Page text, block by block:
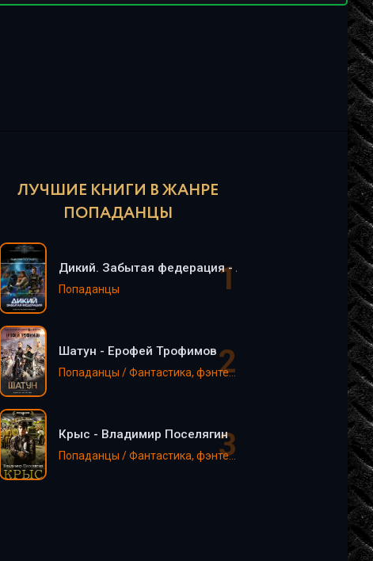
ЛУЧШИЕ КНИГИ В ЖАНРЕ
ПОПАДАНЦЫ
Дикий. Забытая федерация - Алексей Поганец (2)
Попаданцы
Шатун - Ерофей Трофимов
Попаданцы / Фантастика, фэнтези
Крыс - Владимир Поселягин
Попаданцы / Фантастика, фэнтези / EVE online